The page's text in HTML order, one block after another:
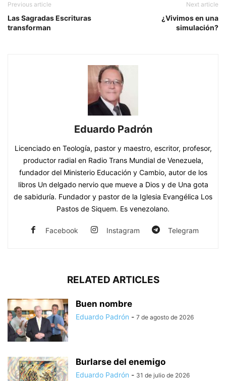
Previous article
Las Sagradas Escrituras
transforman
Next article
¿Vivimos en una
simulación?
Eduardo Padrón
Licenciado en Teología, pastor y maestro, escritor, profesor,
productor radial en Radio Trans Mundial de Venezuela,
fundador del Ministerio Educación y Cambio, autor de los
libros Un delgado nervio que mueve a Dios y de Una gota
de sabiduría. Fundador y pastor de la Iglesia Evangélica Los
Pastos de Siquem. Es venezolano.
Facebook Instagram Telegram
RELATED ARTICLES
Buen nombre
Eduardo Padrón - 7 de agosto de 2026
Burlarse del enemigo
Eduardo Padrón - 31 de julio de 2026